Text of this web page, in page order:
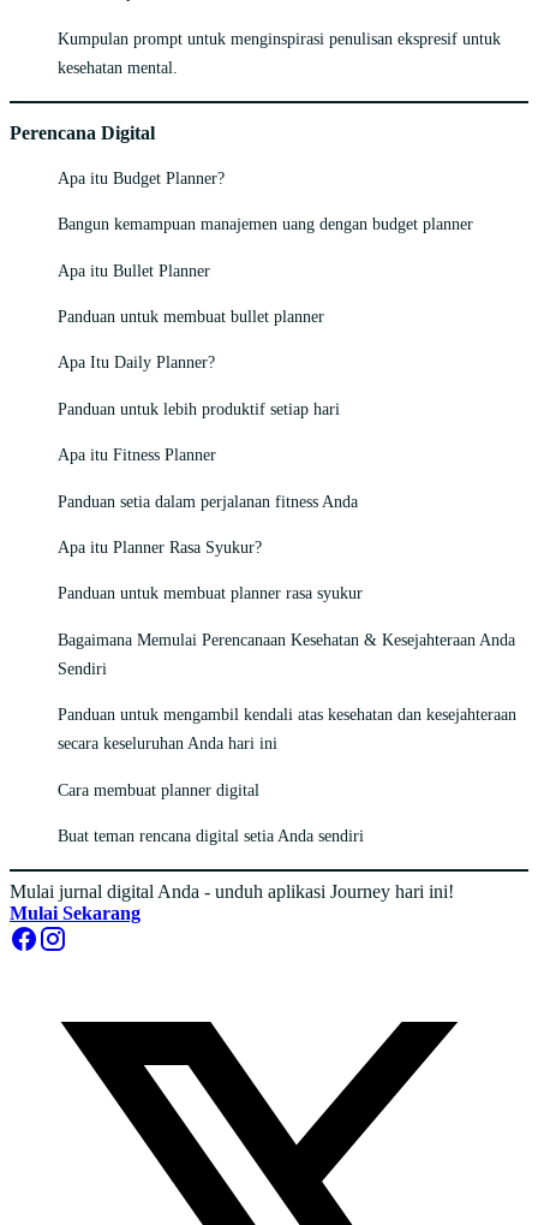
Kumpulan prompt untuk menginspirasi penulisan ekspresif untuk
kesehatan mental.
Perencana Digital
Apa itu Budget Planner?
Bangun kemampuan manajemen uang dengan budget planner
Apa itu Bullet Planner
Panduan untuk membuat bullet planner
Apa Itu Daily Planner?
Panduan untuk lebih produktif setiap hari
Apa itu Fitness Planner
Panduan setia dalam perjalanan fitness Anda
Apa itu Planner Rasa Syukur?
Panduan untuk membuat planner rasa syukur
Bagaimana Memulai Perencanaan Kesehatan & Kesejahteraan Anda
Sendiri
Panduan untuk mengambil kendali atas kesehatan dan kesejahteraan
secara keseluruhan Anda hari ini
Cara membuat planner digital
Buat teman rencana digital setia Anda sendiri
Mulai jurnal digital Anda - unduh aplikasi Journey hari ini!
Mulai Sekarang